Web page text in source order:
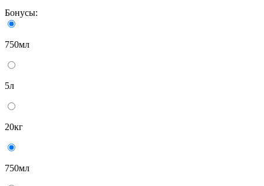
Бонусы:
750мл
5л
20кг
750мл